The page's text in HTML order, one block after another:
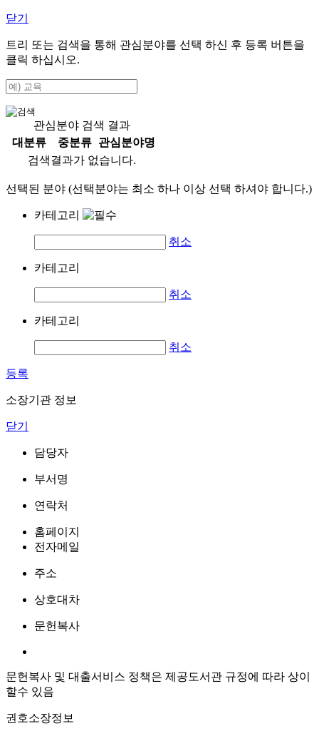
닫기
트리 또는 검색을 통해 관심분야를 선택 하신 후 등록 버튼을
클릭 하십시오.
관심분야 검색 결과
대분류
중분류
관심분야명
검색결과가 없습니다.
선택된 분야 (선택분야는 최소 하나 이상 선택 하셔야 합니다.)
카테고리
취소
카테고리
취소
카테고리
취소
등록
소장기관 정보
닫기
담당자
부서명
연락처
홈페이지
전자메일
주소
상호대차
문헌복사
문헌복사 및 대출서비스 정책은 제공도서관 규정에 따라 상이
할수 있음
권호소장정보